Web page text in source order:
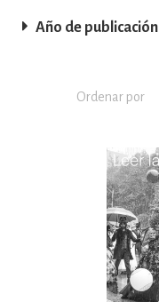
Ordenar por
Año de publicación